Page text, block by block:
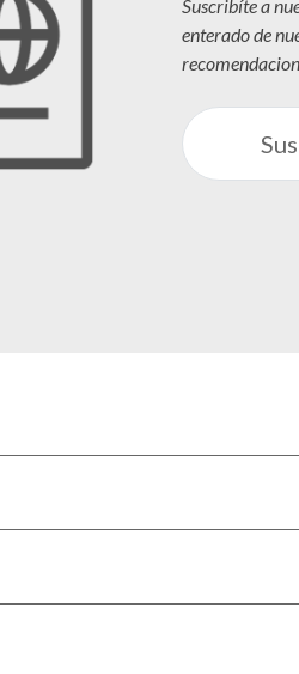
Suscribíte a
enterado de